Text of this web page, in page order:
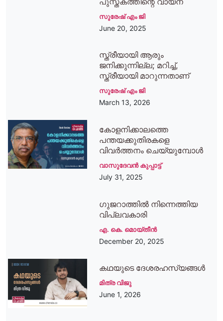
സുരേഷ് എം ജി
June 20, 2025
സ്ത്രീയായി ആരും
ജനിക്കുന്നില്ല; മറിച്ച്,
സ്ത്രീയായി മാറുന്നതാണ്
സുരേഷ് എം ജി
March 13, 2026
കോളനിക്കാലത്തെ
പന്തയക്കുതിരകളെ
വിവര്‍ത്തനം ചെയ്യുമ്പോള്‍
വാസുദേവന്‍ കുപ്പാട്ട്
July 31, 2025
ഗുജറാത്തിൽ നിന്നെത്തിയ
വിപ്ലവകാരി
എ. കെ. മൊയ്തീൻ
December 20, 2025
കഥയുടെ ദേശരഹസ്യങ്ങൾ
മിത്ര വിജു
June 1, 2026